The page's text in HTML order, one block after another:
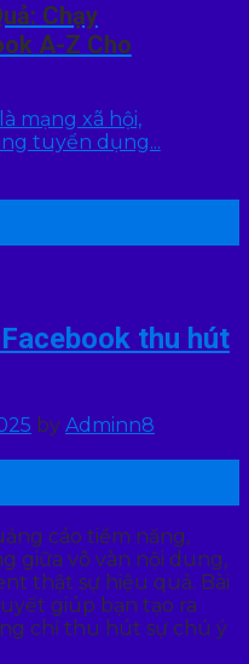
Chạy
A-Z Cho
mạng xã hội,
tuyển dụng...
thu hút
by Adminn8
cáo tiềm năng,
giữa vô vàn nội dung,
thật sự hiệu quả. Bài
giúp bạn tạo ra
chỉ thu hút sự chú ý